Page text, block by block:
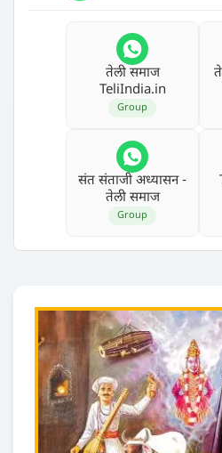
तेली समाज
TeliIndia.in
Group
संत संताजी अध्‍यासन -
तेली समाज
Group